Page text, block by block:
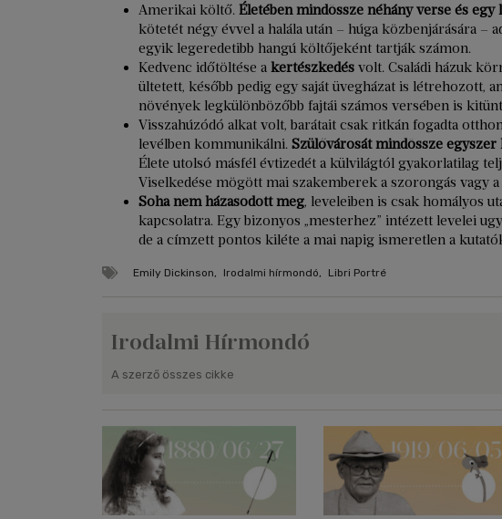
Amerikai költő. Életében mindössze néhány verse és egy
kötetét négy évvel a halála után – húga közbenjárására –
egyik legeredetibb hangú költőjeként tartják számon.
Kedvenc időtöltése a kertészkedés volt. Családi házuk
ültetett, később pedig egy saját üvegházat is létrehozott,
növények legkülönbözőbb fajtái számos versében is
Visszahúzódó alkat volt, barátait csak ritkán fogadta
levélben kommunikálni. Szülővárosát mindössze egyszer
Élete utolsó másfél évtizedét a külvilágtól gyakorlatilag
Viselkedése mögött mai szakemberek a szorongás vagy
Soha nem házasodott meg, leveleiben is csak homályos
kapcsolatra. Egy bizonyos „mesterhez” intézett levelei
de a címzett pontos kiléte a mai napig ismeretlen a
Emily Dickinson, Irodalmi hírmondó, Libri Portré
Irodalmi Hírmondó
A szerző összes cikke